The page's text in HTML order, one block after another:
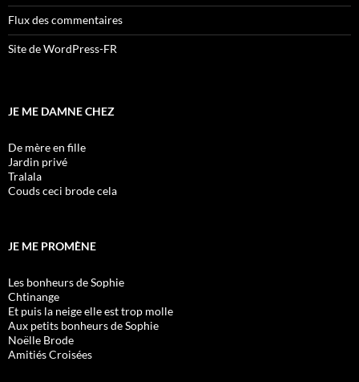
Flux des commentaires
Site de WordPress-FR
JE ME DAMNE CHEZ
De mère en fille
Jardin privé
Tralala
Couds ceci brode cela
JE ME PROMÈNE
Les bonheurs de Sophie
Chtinange
Et puis la neige elle est trop molle
Aux petits bonheurs de Sophie
Noëlle Brode
Amitiés Croisées